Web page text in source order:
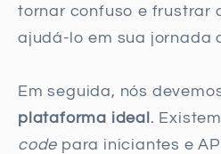
tornar confuso e frustrar
ajudá-lo em sua jornada
Em seguida, nós
plataforma ideal.
code para iniciantes e